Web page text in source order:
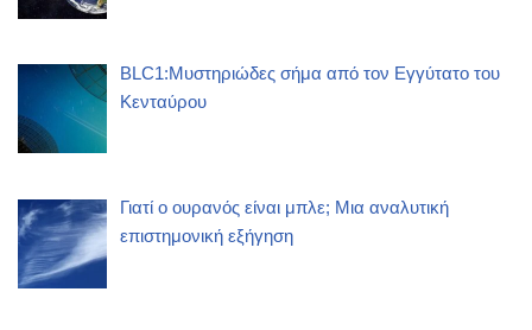
BLC1:Μυστηριώδες σήμα από τον Εγγύτατο του
Κενταύρου
Γιατί ο ουρανός είναι μπλε; Μια αναλυτική
επιστημονική εξήγηση